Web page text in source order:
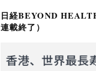
日経BEYOND
連載終了）